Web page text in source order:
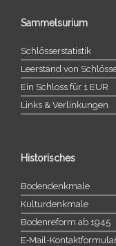
Sammelsurium
Schlösserstatistik
Leerstand von
Ein Schloss für 1 EUR
Links & Verlinkungen
Historisches
Bodendenkmale
Kulturdenkmale
Bodenreform ab 1945
E‑Mail-​​